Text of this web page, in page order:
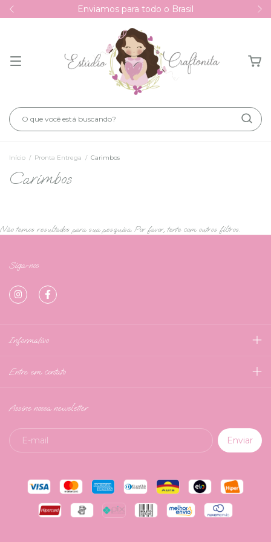
Enviamos para todo o Brasil
Início / Pronta Entrega / Carimbos
Carimbos
Não temos resultados para sua pesquisa. Por favor, tente com outros filtros.
Siga-nos
Informativo
Entre em contato
Assine nossa newsletter